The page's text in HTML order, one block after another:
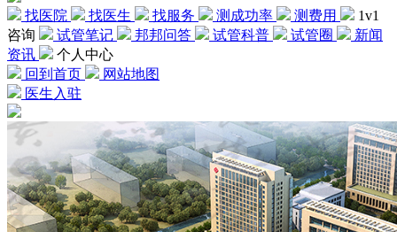
找医院 找医生 找服务 测成功率 测费用
1v1
咨询
试管笔记 邦邦问答 试管科普 试管圈
新闻
资讯
个人中心
回到首页
网站地图
医生入驻